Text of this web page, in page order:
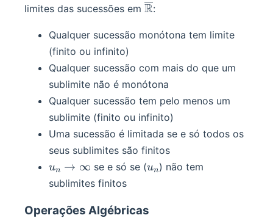
limites das sucessões em \overline\R
R:
Qualquer sucessão monótona tem limite
(finito ou infinito)
Qualquer sucessão com mais do que um
sublimite não é monótona
Qualquer sucessão tem pelo menos um
sublimite (finito ou infinito)
Uma sucessão é limitada se e só todos os
seus sublimites são finitos
u_n\rightarrow\infin
un → ∞ se e só se (u_n
un) não tem
sublimites finitos
Operações Algébricas